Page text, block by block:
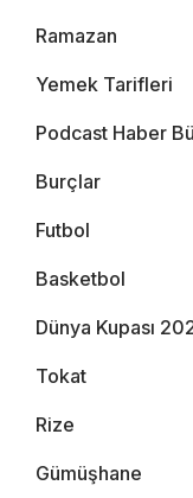
Ramazan
Yemek Tarifleri
Podcast Haber
Burçlar
Futbol
Basketbol
Dünya Kupası
Tokat
Rize
Gümüşhane